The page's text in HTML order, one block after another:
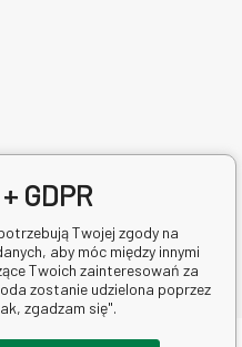
GDPR
Twojej zgody na
aby móc między innymi
Twoich zainteresowań za
zostanie udzielona poprzez
zgadzam się".